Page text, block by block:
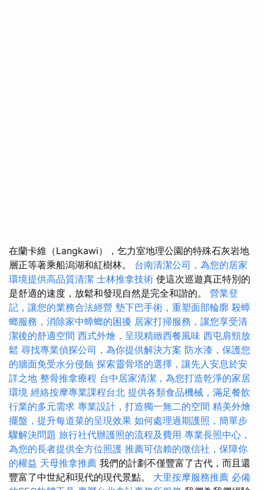
在蘭卡維（Langkawi），乞力室地理公園的特殊石灰岩地
層正等著乘船潟湖和紅樹林。 台南清潔公司，為您的居家
環境提供高品質清潔 士林推拿技術 使這次巡遊真正特別的
是舒適的速度，放鬆和發現自然是完全和諧的。 營業登
記，讓您的業務合法經營 墊下巴手術，重塑面部輪廓 殺蟑
螂服務，消除家中蟑螂的困擾 居家打掃服務，讓您享受清
潔後的舒適空間 西式外燴，呈現精緻西餐風味 西屯肩頸放
鬆 尋找專業偵探公司，為你提供解決方案 防水漆，保護您
的牆面免受水分侵蝕 探索靈骨塔的選擇，讓先人安息於安
詳之地 整骨推拿療程 台中居家清潔，為您打造乾淨的家居
環境 經絡按摩專業課程台北 提供各類食品機械，滿足餐飲
行業的多元需求 專業設計，打造獨一無二的空間 精美外燴
擺盤，提升每道菜的呈現效果 如何處理過期護照，簡單步
驟解決問題 旅行社代辦護照的流程及費用 專業長照中心，
為您的長者提供全方位照護 推薦可信賴的徵信社，保障你
的權益 天母推拿推薦 我們的計劃不僅豐富了古代，而且還
豐富了中世紀和現代的現代景點。 大里按摩服務推薦 必備